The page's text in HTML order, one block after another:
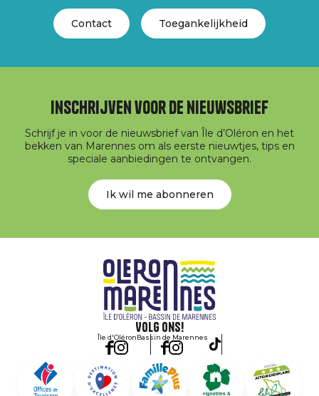
Contact Toegankelijkheid
Inschrijven voor de nieuwsbrief
Schrijf je in voor de nieuwsbrief van Île d’Oléron en het
bekken van Marennes om als eerste nieuwtjes, tips en
speciale aanbiedingen te ontvangen.
Ik wil me abonneren
Volg ons!
Île d'OléronBassin de Marennes